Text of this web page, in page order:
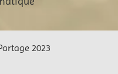
2023